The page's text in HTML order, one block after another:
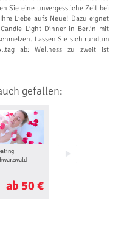
Sie eine unvergessliche Zeit bei
Liebe aufs Neue! Dazu eignet
Candle Light Dinner in Berlin mit
Lassen Sie sich rundum
ab: Wellness zu zweit ist
gefallen:
ab 50 €
Massagekurs für